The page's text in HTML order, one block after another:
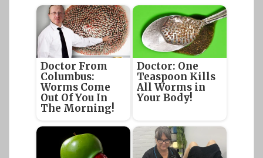
Doctor From
Columbus:
Worms Come
Out Of You In
The Morning!
Doctor: One
Teaspoon Kills
All Worms in
Your Body!